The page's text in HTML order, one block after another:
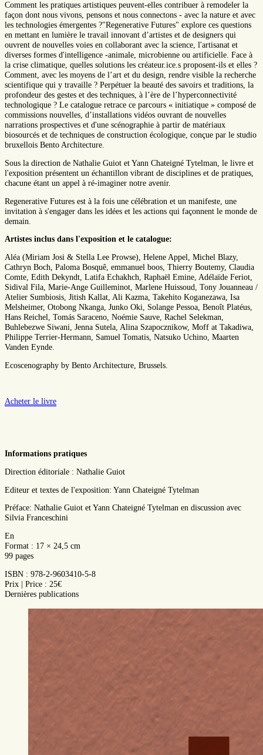
Comment les pratiques artistiques peuvent-elles contribuer à remodeler la
façon dont nous vivons, pensons et nous connectons - avec la nature et avec
les technologies émergentes ?"Regenerative Futures" explore ces questions
en mettant en lumière le travail innovant d’artistes et de designers qui
ouvrent de nouvelles voies en collaborant avec la science, l'artisanat et
diverses formes d'intelligence -animale, microbienne ou artificielle. Face à
la crise climatique, quelles solutions les créateur.ice.s proposent-ils et elles ?
Comment, avec les moyens de l’art et du design, rendre visible la recherche
scientifique qui y travaille ? Perpétuer la beauté des savoirs et traditions, la
profondeur des gestes et des techniques, à l’ère de l’hyperconnectivité
technologique ? Le catalogue retrace ce parcours « initiatique » composé de
commissions nouvelles, d’installations vidéos ouvrant de nouvelles
narrations prospectives et d'une scénographie à partir de matériaux
biosourcés et de techniques de construction écologique, conçue par le studio
bruxellois Bento Architecture.
Sous la direction de Nathalie Guiot et Yann Chateigné Tytelman, le livre et
l'exposition présentent un échantillon vibrant de disciplines et de pratiques,
chacune étant un appel à ré-imaginer notre avenir.
Regenerative Futures est à la fois une célébration et un manifeste, une
invitation à s'engager dans les idées et les actions qui façonnent le monde de
demain.
Artistes inclus dans l'exposition et le catalogue:
Aléa (Miriam Josi & Stella Lee Prowse), Helene Appel, Michel Blazy,
Cathryn Boch, Paloma Bosquê, emmanuel boos, Thierry Boutemy, Claudia
Comte, Edith Dekyndt, Latifa Echakhch, Raphaël Emine, Adélaïde Feriot,
Sidival Fila, Marie-Ange Guilleminot, Marlene Huissoud, Tony Jouanneau /
Atelier Sumbiosis, Jitish Kallat, Ali Kazma, Takehito Koganezawa, Isa
Melsheimer, Otobong Nkanga, Junko Oki, Solange Pessoa, Benoît Platéus,
Hans Reichel, Tomás Saraceno, Noémie Sauve, Rachel Selekman,
Buhlebezwe Siwani, Jenna Sutela, Alina Szapocznikow, Moff at Takadiwa,
Philippe Terrier-Hermann, Samuel Tomatis, Natsuko Uchino, Maarten
Vanden Eynde.
Ecoscenography by Bento Architecture, Brussels.
Acheter le livre
Informations pratiques
Direction éditoriale : Nathalie Guiot
Editeur et textes de l'exposition: Yann Chateigné Tytelman
Préface: Nathalie Guiot et Yann Chateigné Tytelman en discussion avec
Silvia Franceschini
En
Format : 17 × 24,5 cm
99 pages
ISBN : 978-2-9603410-5-8
Prix | Price : 25€
Dernières publications